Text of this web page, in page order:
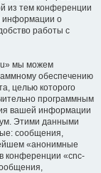
из тем конференции
информации о
работы с
мы можем
обеспечению
целью которого
программным
вашей информации
Этими данными
сообщения,
«анонимные
конференции «cnc-